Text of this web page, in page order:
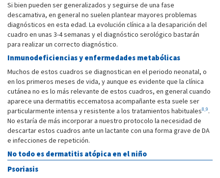
Si bien pueden ser generalizados y seguirse de una fase
descamativa, en general no suelen plantear mayores problemas
diagnósticos en esta edad. La evolución clínica a la desaparición del
cuadro en unas 3-4 semanas y el diagnóstico serológico bastarán
para realizar un correcto diagnóstico.
Inmunodeficiencias y enfermedades metabólicas
Muchos de estos cuadros se diagnostican en el periodo neonatal, o
en los primeros meses de vida, y aunque es evidente que la clínica
cutánea no es lo más relevante de estos cuadros, en general cuando
aparece una dermatitis eccematosa acompañante esta suele ser
particularmente intensa y resistente a los tratamientos habituales8,9.
No estaría de más incorporar a nuestro protocolo la necesidad de
descartar estos cuadros ante un lactante con una forma grave de DA
e infecciones de repetición.
No todo es dermatitis atópica en el niño
Psoriasis